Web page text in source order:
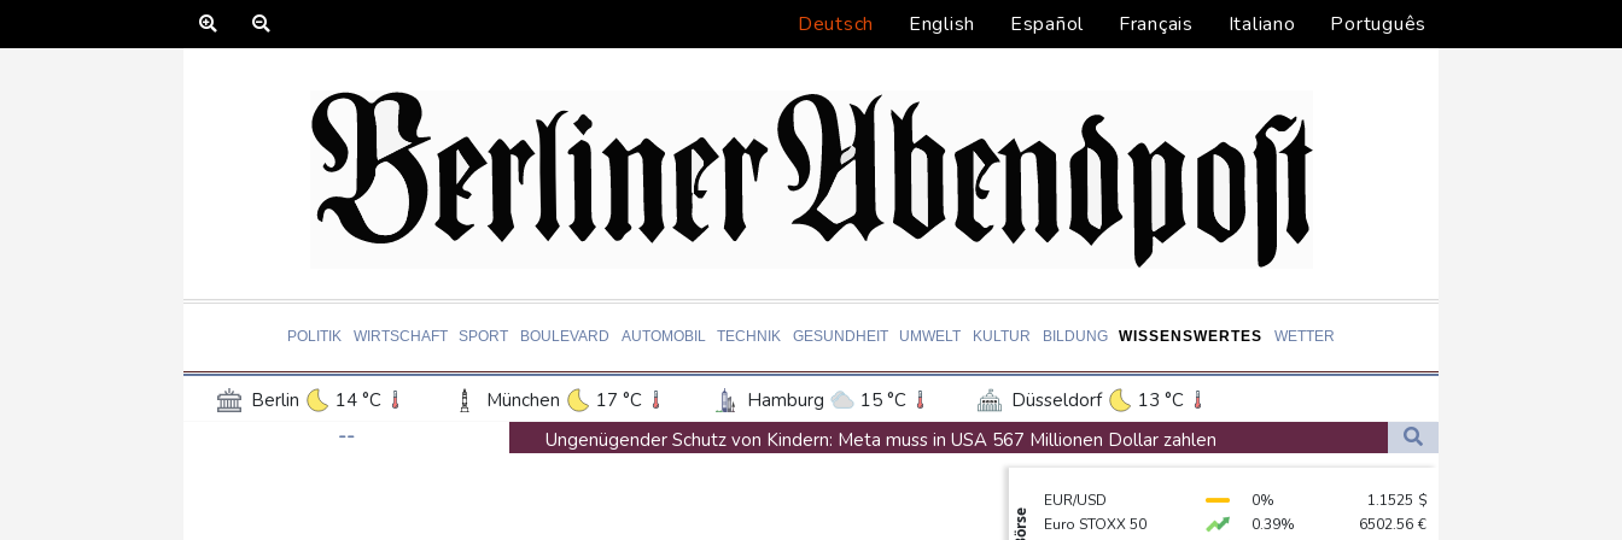
Deutsch English Español Français Italiano Português
POLITIK WIRTSCHAFT SPORT BOULEVARD AUTOMOBIL TECHNIK GESUNDHEIT UMWELT KULTUR BILDUNG WISSENSWERTES WETTER
Berlin 14 °C München 17 °C Hamburg 15 °C Düsseldorf
13 °C
Frankfurt am Main
Potsdam 16 °C Leipzig 14 °C Dortmund
12 °C
Bremen
Wien
--
Ungenügender Schutz von Kindern: Meta muss in USA 567 Millionen Dollar zahlen
USA wollen bei Visa-Anträgen offenbar Online-Aktivitäten noch stärker überprüfen
Börse
EUR/USD 0% 1.1525 $
Euro STOXX 50
0.39% 6502.56 €